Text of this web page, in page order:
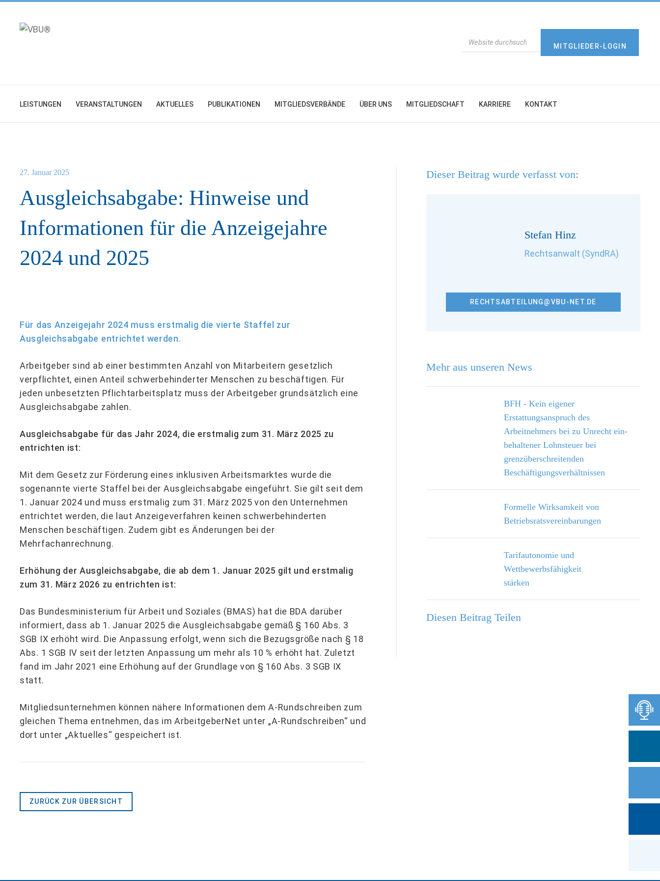
springen
MITGLIEDER-LOGIN
LEISTUNGEN VERANSTALTUNGEN AKTUELLES PUBLIKATIONEN MITGLIEDSVERBÄNDE ÜBER UNS MITGLIEDSCHAFT KARRIERE KONTAKT
Ausgleichsabgabe: Hinweise und
Informationen für die Anzeigejahre
2024 und 2025
27. Januar 2025
Für das Anzeigejahr 2024 muss erstmalig die vierte Staffel zur
Ausgleichsabgabe entrichtet werden.
Arbeitgeber sind ab einer bestimmten Anzahl von Mitarbeitern gesetzlich
verpflichtet, einen Anteil schwerbehinderter Menschen zu beschäftigen. Für
jeden unbesetzten Pflichtarbeitsplatz muss der Arbeitgeber grundsätzlich eine
Ausgleichsabgabe zahlen.
Ausgleichsabgabe für das Jahr 2024, die erstmalig zum 31. März 2025 zu
entrichten ist:
Mit dem Gesetz zur Förderung eines inklusiven Arbeitsmarktes wurde die
sogenannte vierte Staffel bei der Ausgleichsabgabe eingeführt. Sie gilt seit dem
1. Januar 2024 und muss erstmalig zum 31. März 2025 von den Unternehmen
entrichtet werden, die laut Anzeigeverfahren keinen schwerbehinderten
Menschen beschäftigen. Zudem gibt es Änderungen bei der
Mehrfachanrechnung.
Erhöhung der Ausgleichsabgabe, die ab dem 1. Januar 2025 gilt und erstmalig
zum 31. März 2026 zu entrichten ist:
Das Bundesministerium für Arbeit und Soziales (BMAS) hat die BDA darüber
informiert, dass ab 1. Januar 2025 die Ausgleichsabgabe gemäß § 160 Abs. 3
SGB IX erhöht wird. Die Anpassung erfolgt, wenn sich die Bezugsgröße nach § 18
Abs. 1 SGB IV seit der letzten Anpassung um mehr als 10 % erhöht hat. Zuletzt
fand im Jahr 2021 eine Erhöhung auf der Grundlage von § 160 Abs. 3 SGB IX
statt.
Mitgliedsunternehmen können nähere Informationen dem A-Rundschreiben zum
gleichen Thema entnehmen, das im ArbeitgeberNet unter „A-Rundschreiben“ und
dort unter „Aktuelles“ gespeichert ist.
ZURÜCK ZUR ÜBERSICHT
Mehr aus unseren News
BFH - Kein eigener
Erstattungsanspruch des
Arbeitnehmers bei zu Unrecht ein­
behaltener Lohnsteuer bei
grenzüberschreitenden
Beschäftigungsverhältnissen
Formelle Wirksamkeit von
Betriebsratsvereinbarungen
Tarifautonomie und
Wettbewerbsfähigkeit
stärken
Dieser Beitrag wurde verfasst von:
Stefan Hinz
Rechtsanwalt (SyndRA)
RECHTSABTEILUNG@VBU-NET.DE
Diesen Beitrag Teilen